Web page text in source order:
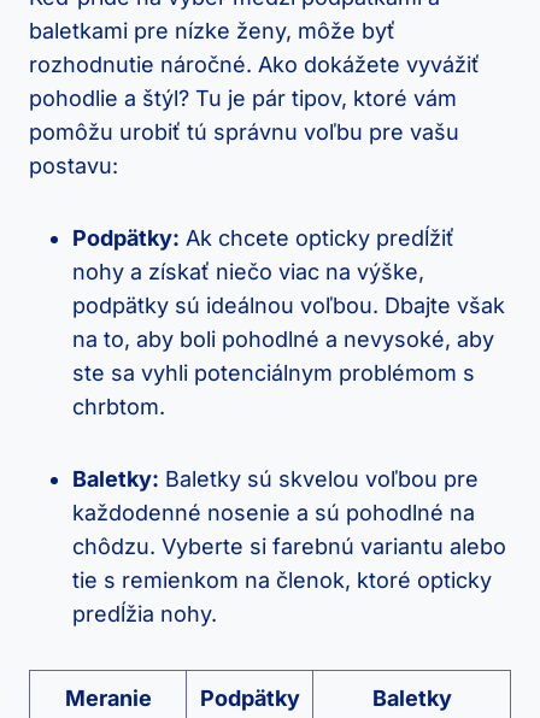
baletkami pre nízke ženy, môže byť
rozhodnutie náročné. Ako dokážete vyvážiť
pohodlie a štýl? Tu je pár tipov, ktoré vám
pomôžu urobiť tú správnu voľbu pre vašu
postavu:
Podpätky: Ak chcete opticky predĺžiť
nohy a získať niečo viac na výške,
podpätky sú ideálnou voľbou. Dbajte však
na to, aby boli pohodlné a nevysoké, aby
ste sa vyhli potenciálnym problémom s
chrbtom.
Baletky: Baletky sú skvelou voľbou pre
každodenné nosenie a sú pohodlné na
chôdzu. Vyberte si farebnú variantu alebo
tie s remienkom na členok, ktoré opticky
predĺžia nohy.
Meranie Podpätky Baletky